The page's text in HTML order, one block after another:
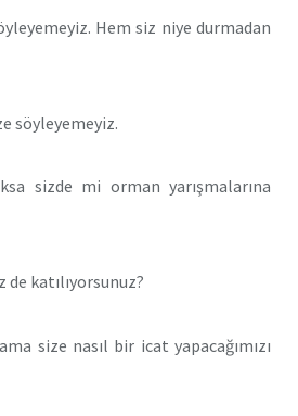
Hem siz niye durmadan
söyleyemeyiz.
mi orman yarışmalarına
katılıyorsunuz?
size nasıl bir icat yapacağımızı